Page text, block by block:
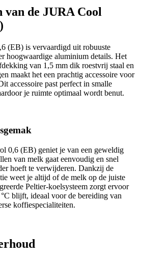
van de JURA Cool
(EB) is vervaardigd uit robuuste
hoogwaardige aluminium details. Het
van 1,5 mm dik roestvrij staal en
maakt het een prachtig accessoire voor
accessoire past perfect in smalle
je ruimte optimaal wordt benut.
0,6 (EB) geniet je van een geweldig
van melk gaat eenvoudig en snel
hoeft te verwijderen. Dankzij de
weet je altijd of de melk op de juiste
Peltier-koelsysteem zorgt ervoor
blijft, ideaal voor de bereiding van
koffiespecialiteiten.